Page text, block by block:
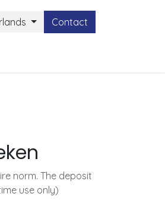
Contact
norm. The deposit
use only)